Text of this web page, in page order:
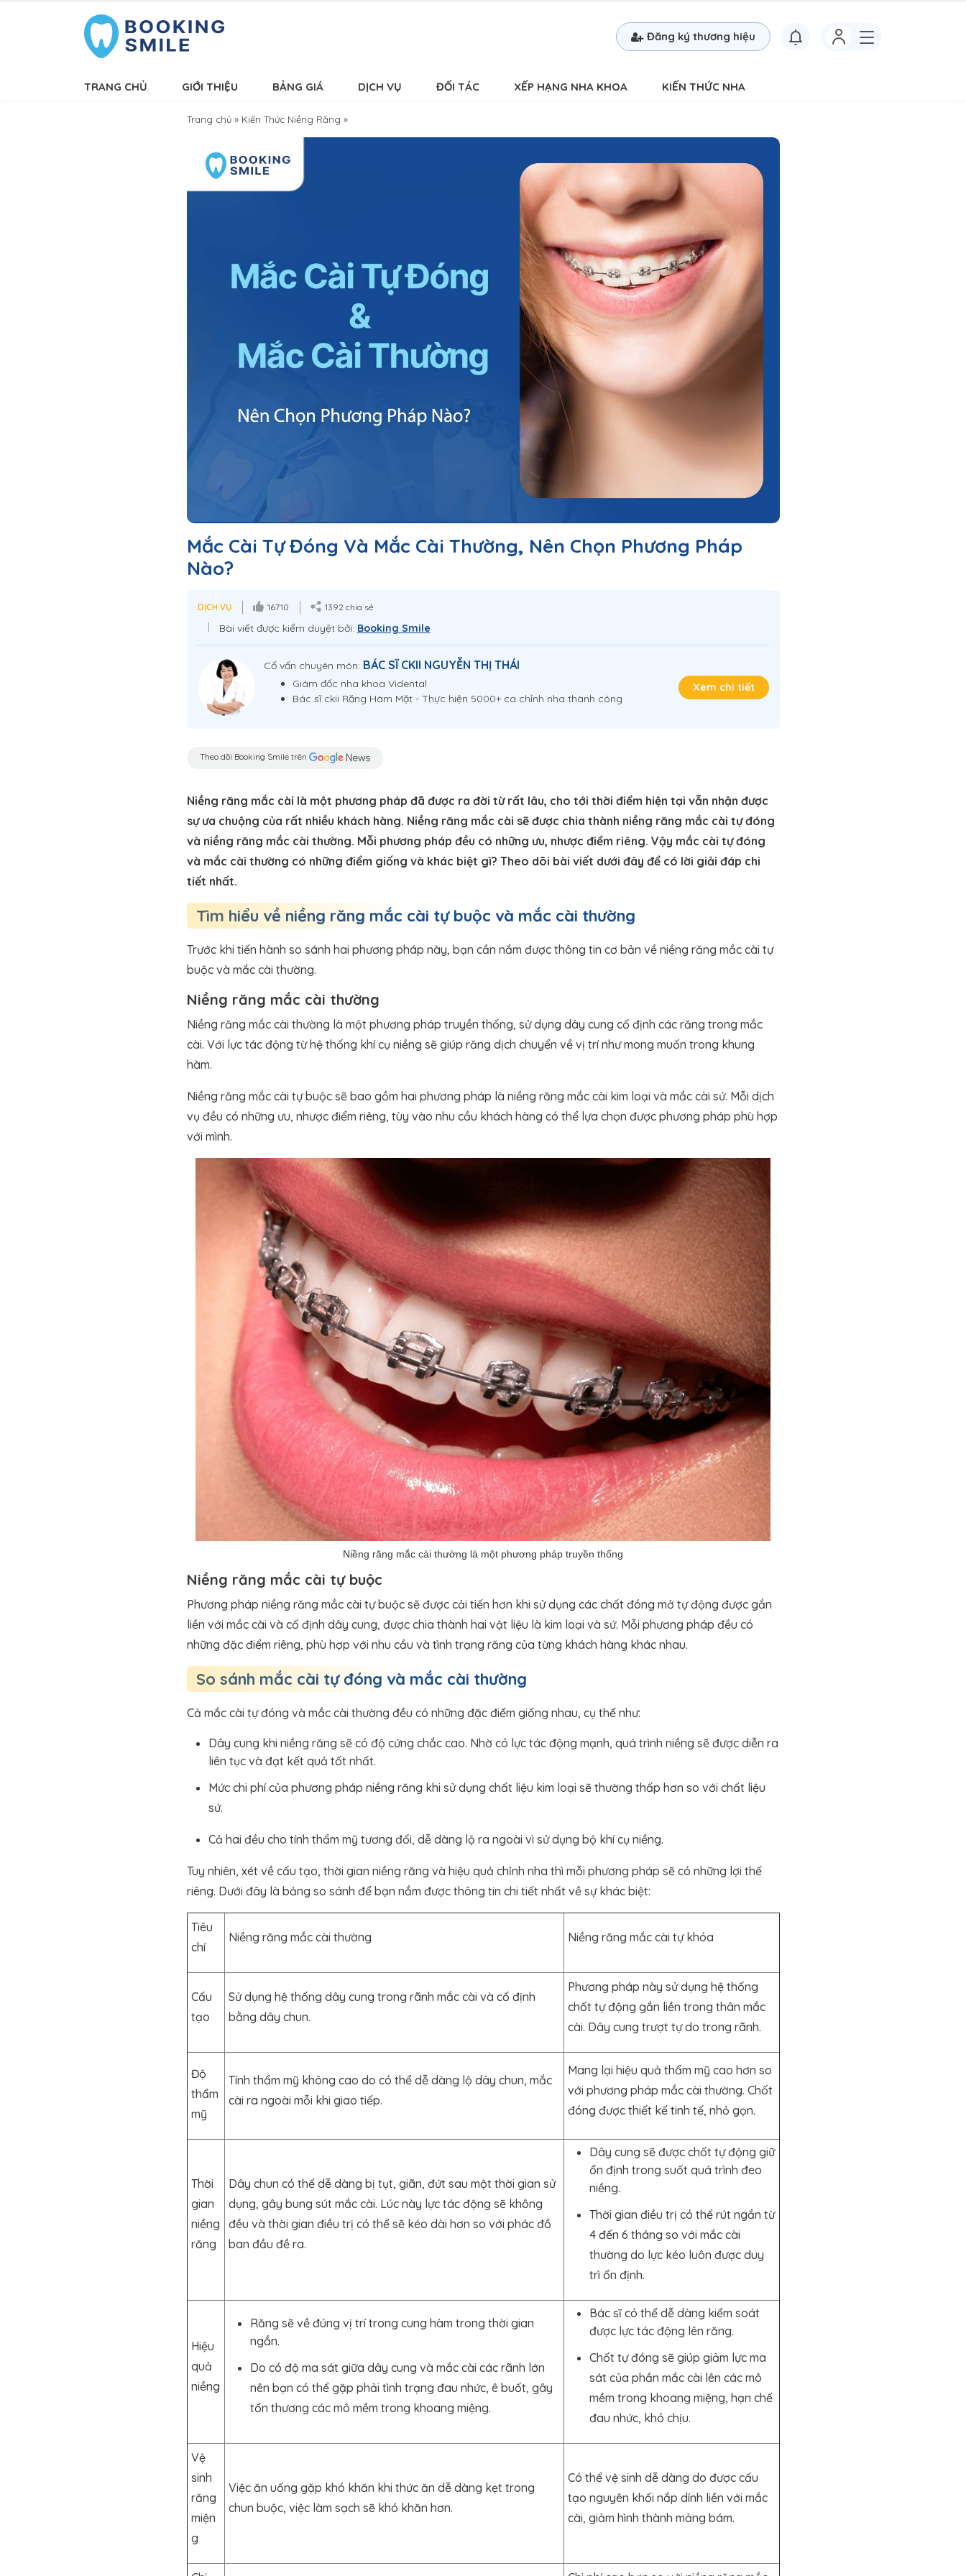
Đăng ký thương hiệu
TRANG CHỦ GIỚI THIỆU BẢNG GIÁ DỊCH VỤ ĐỐI TÁC XẾP HẠNG NHA KHOA KIẾN THỨC NHA
Trang chủ» Kiến Thức Niềng Răng »
Mắc Cài Tự Đóng Và Mắc Cài Thường, Nên Chọn Phương Pháp
Nào?
DỊCH VỤ 16710 1392 chia sẻ
Bài viết được kiểm duyệt bởi: Booking Smile
Cố vấn chuyên môn: BÁC SĨ CKII NGUYỄN THỊ THÁI
Giám đốc nha khoa Vidental
Bác sĩ ckii Răng Hàm Mặt - Thực hiện 5000+ ca chỉnh nha thành công
Xem chi tiết
Theo dõi Booking Smile trên
Niềng răng mắc cài là một phương pháp đã được ra đời từ rất lâu, cho tới thời điểm hiện tại vẫn nhận được
sự ưa chuộng của rất nhiều khách hàng. Niềng răng mắc cài sẽ được chia thành niềng răng mắc cài tự đóng
và niềng răng mắc cài thường. Mỗi phương pháp đều có những ưu, nhược điểm riêng. Vậy mắc cài tự đóng
và mắc cài thường có những điểm giống và khác biệt gì? Theo dõi bài viết dưới đây để có lời giải đáp chi
tiết nhất.
Tìm hiểu về niềng răng mắc cài tự buộc và mắc cài thường
Trước khi tiến hành so sánh hai phương pháp này, bạn cần nắm được thông tin cơ bản về niềng răng mắc cài tự
buộc và mắc cài thường.
Niềng răng mắc cài thường
Niềng răng mắc cài thường là một phương pháp truyền thống, sử dụng dây cung cố định các răng trong mắc
cài. Với lực tác động từ hệ thống khí cụ niềng sẽ giúp răng dịch chuyển về vị trí như mong muốn trong khung
hàm.
Niềng răng mắc cài tự buộc sẽ bao gồm hai phương pháp là niềng răng mắc cài kim loại và mắc cài sứ. Mỗi dịch
vụ đều có những ưu, nhược điểm riêng, tùy vào nhu cầu khách hàng có thể lựa chọn được phương pháp phù hợp
với mình.
Niềng răng mắc cài thường là một phương pháp truyền thống
Niềng răng mắc cài tự buộc
Phương pháp niềng răng mắc cài tự buộc sẽ được cải tiến hơn khi sử dụng các chất đóng mở tự động được gắn
liền với mắc cài và cố định dây cung, được chia thành hai vật liệu là kim loại và sứ. Mỗi phương pháp đều có
những đặc điểm riêng, phù hợp với nhu cầu và tình trạng răng của từng khách hàng khác nhau.
So sánh mắc cài tự đóng và mắc cài thường
Cả mắc cài tự đóng và mắc cài thường đều có những đặc điểm giống nhau, cụ thể như:
Dây cung khi niềng răng sẽ có độ cứng chắc cao. Nhờ có lực tác động mạnh, quá trình niềng sẽ được diễn ra
liên tục và đạt kết quả tốt nhất.
Mức chi phí của phương pháp niềng răng khi sử dụng chất liệu kim loại sẽ thường thấp hơn so với chất liệu
sứ.
Cả hai đều cho tính thẩm mỹ tương đối, dễ dàng lộ ra ngoài vì sử dụng bộ khí cụ niềng.
Tuy nhiên, xét về cấu tạo, thời gian niềng răng và hiệu quả chỉnh nha thì mỗi phương pháp sẽ có những lợi thế
riêng. Dưới đây là bảng so sánh để bạn nắm được thông tin chi tiết nhất về sự khác biệt:
Tiêu
chí
Niềng răng mắc cài thường Niềng răng mắc cài tự khóa
Cấu
tạo
Sử dụng hệ thống dây cung trong rãnh mắc cài và cố định
bằng dây chun.
Phương pháp này sử dụng hệ thống
chốt tự động gắn liền trong thân mắc
cài. Dây cung trượt tự do trong rãnh.
Độ
thẩm
mỹ
Tính thẩm mỹ không cao do có thể dễ dàng lộ dây chun, mắc
cài ra ngoài mỗi khi giao tiếp.
Mang lại hiệu quả thẩm mỹ cao hơn so
với phương pháp mắc cài thường. Chốt
đóng được thiết kế tinh tế, nhỏ gọn.
Thời
gian
niềng
răng
Dây chun có thể dễ dàng bị tụt, giãn, đứt sau một thời gian sử
dụng, gây bung sút mắc cài. Lúc này lực tác động sẽ không
đều và thời gian điều trị có thể sẽ kéo dài hơn so với phác đồ
ban đầu đề ra.
Dây cung sẽ được chốt tự động giữ
ổn định trong suốt quá trình đeo
niềng.
Thời gian điều trị có thể rút ngắn từ
4 đến 6 tháng so với mắc cài
thường do lực kéo luôn được duy
trì ổn định.
Hiệu
quả
niềng
Răng sẽ về đúng vị trí trong cung hàm trong thời gian
ngắn.
Do có độ ma sát giữa dây cung và mắc cài các rãnh lớn
nên bạn có thể gặp phải tình trạng đau nhức, ê buốt, gây
tổn thương các mô mềm trong khoang miệng.
Bác sĩ có thể dễ dàng kiểm soát
được lực tác động lên răng.
Chốt tự đóng sẽ giúp giảm lực ma
sát của phần mắc cài lên các mô
mềm trong khoang miệng, hạn chế
đau nhức, khó chịu.
Vệ
sinh
răng
miện
g
Việc ăn uống gặp khó khăn khi thức ăn dễ dàng kẹt trong
chun buộc, việc làm sạch sẽ khó khăn hơn.
Có thể vệ sinh dễ dàng do được cấu
tạo nguyên khối nắp dính liền với mắc
cài, giảm hình thành mảng bám.